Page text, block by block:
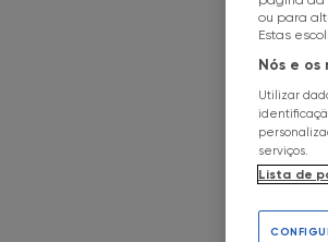
ou para
Estas
Nós e
Utilizar
serviços.
Lista de